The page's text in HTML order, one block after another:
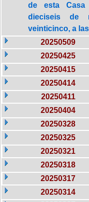
de esta Casa
dieciseis de
veinticinco, a
20250509
20250425
20250415
20250414
20250411
20250404
20250328
20250325
20250321
20250318
20250317
20250314